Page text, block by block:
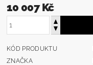
10 007 Kč
KÓD PRODUKTU
ZNAČKA